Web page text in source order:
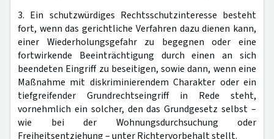
3. Ein schutzwürdiges Rechtsschutzinteresse besteht
fort, wenn das gerichtliche Verfahren dazu dienen kann,
einer Wiederholungsgefahr zu begegnen oder eine
fortwirkende Beeinträchtigung durch einen an sich
beendeten Eingriff zu beseitigen, sowie dann, wenn eine
Maßnahme mit diskriminierendem Charakter oder ein
tiefgreifender Grundrechtseingriff in Rede steht,
vornehmlich ein solcher, den das Grundgesetz selbst –
wie bei der Wohnungsdurchsuchung oder
Freiheitsentziehung – unter Richtervorbehalt stellt.